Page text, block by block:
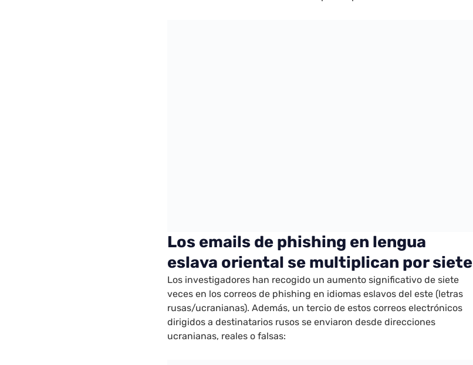
Los emails de phishing en lengua
eslava oriental se multiplican por siete
Los investigadores han recogido un aumento significativo de siete
veces en los correos de phishing en idiomas eslavos del este (letras
rusas/ucranianas). Además, un tercio de estos correos electrónicos
dirigidos a destinatarios rusos se enviaron desde direcciones
ucranianas, reales o falsas: